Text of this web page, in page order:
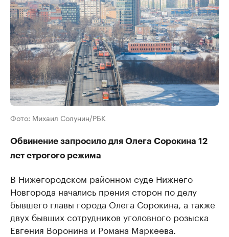
Фото: Михаил Солунин/РБК
Обвинение запросило для Олега Сорокина 12
лет строгого режима
В Нижегородском районном суде Нижнего
Новгорода начались прения сторон по делу
бывшего главы города Олега Сорокина, а также
двух бывших сотрудников уголовного розыска
Евгения Воронина и Романа Маркеева.